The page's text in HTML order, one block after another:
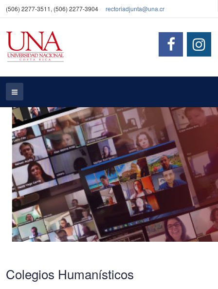
(506) 2277-3511, (506) 2277-3904 rectoriadjunta@una.cr
Colegios Humanísticos